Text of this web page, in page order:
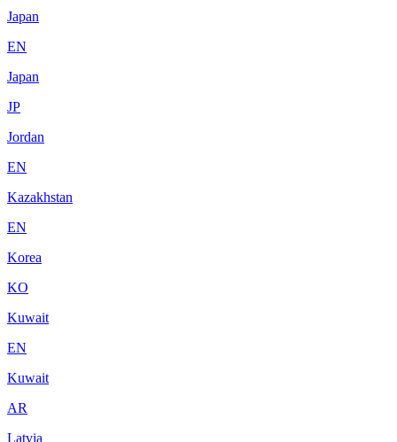
Japan
EN
Japan
JP
Jordan
EN
Kazakhstan
EN
Korea
KO
Kuwait
EN
Kuwait
AR
Latvia